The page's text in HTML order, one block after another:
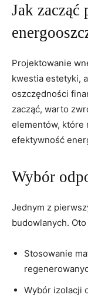
Jak zacząć
Projektowanie
kwestia⁤ estetyki,
oszczędności
zacząć, warto
elementów, ⁢które
efektywność
Wybór
Jednym z
budowlanych.
Stosowanie
Wybór izolacji